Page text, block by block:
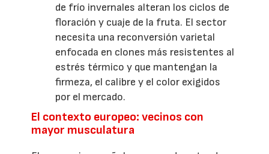
de frío invernales alteran los ciclos de
floración y cuaje de la fruta. El sector
necesita una reconversión varietal
enfocada en clones más resistentes al
estrés térmico y que mantengan la
firmeza, el calibre y el color exigidos
por el mercado.
El contexto europeo: vecinos con
mayor musculatura